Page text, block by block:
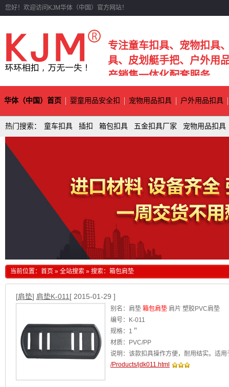
您好！欢迎访问KJM华体（中国）官方网站！
专注童车扣具、宠物扣具
具、皮划艇手把、户外用
产销售一体化配套服务
华体（中国）首页 婴童用品安全扣 宠物用品扣具 户外用品扣具
资讯中心 联系华体（中国）
热门搜索： 童车扣具 插扣 箱包扣具 五金扣具厂家 宠物用品扣具
当前位置： 首页 » 全站搜索 » 搜索：箱包肩垫
[肩垫] 肩垫K-011 [ 2015-01-29 ]
别名：肩垫 箱包肩垫 肩片 塑胶PVC肩垫
编号：K-011
规格：1＂
材质：PVC/PP
说明：该款扣具操作方便，耐用结实。适
/Products/jdk011.html